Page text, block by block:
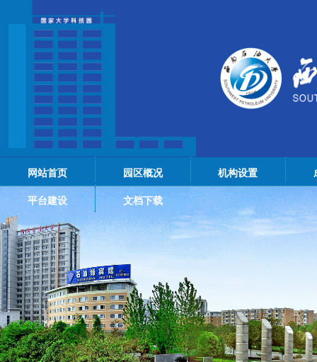
网站首页 园区概况 机构设置
平台建设 文档下载